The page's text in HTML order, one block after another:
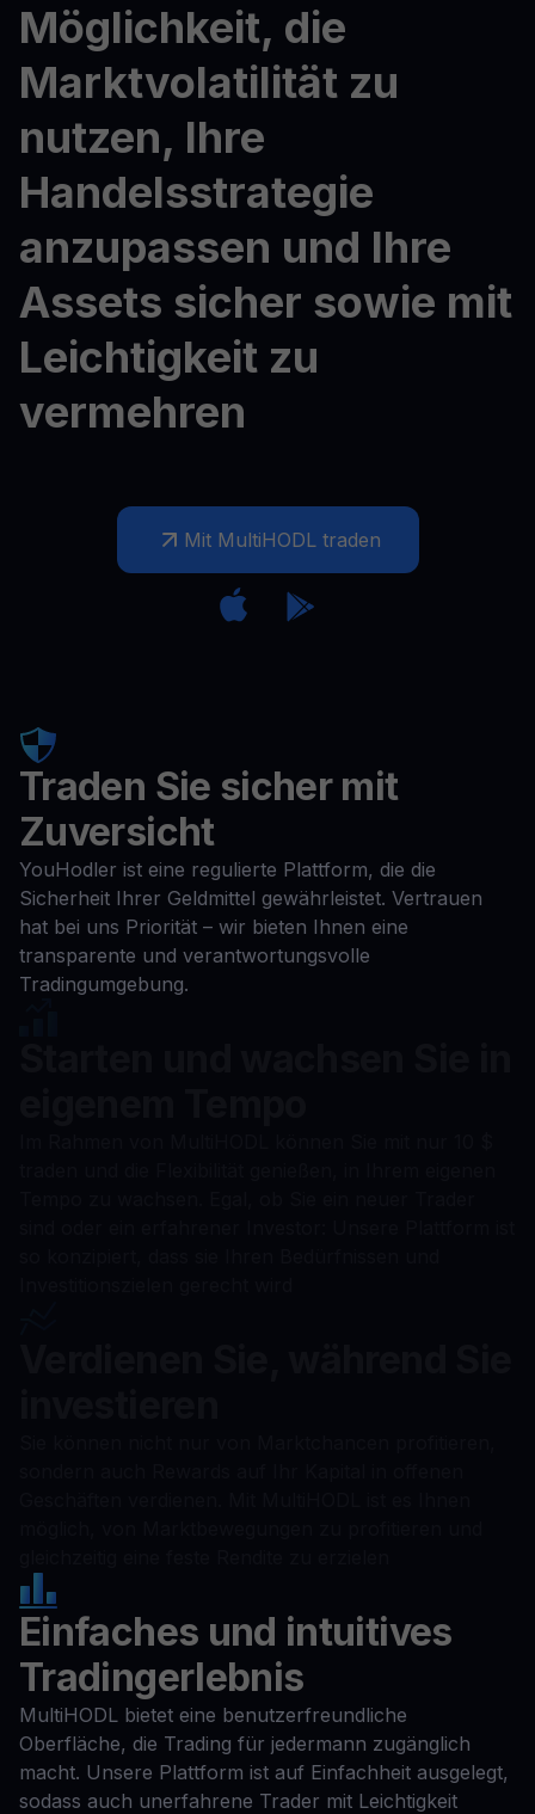
Möglichkeit, die
Marktvolatilität zu
nutzen, Ihre
Handelsstrategie
anzupassen und Ihre
Assets sicher sowie mit
Leichtigkeit zu
vermehren
Mit MultiHODL traden
Traden Sie sicher mit
Zuversicht
YouHodler ist eine regulierte Plattform, die die
Sicherheit Ihrer Geldmittel gewährleistet. Vertrauen
hat bei uns Priorität – wir bieten Ihnen eine
transparente und verantwortungsvolle
Tradingumgebung.
Einfaches und intuitives
Tradingerlebnis
MultiHODL bietet eine benutzerfreundliche
Oberfläche, die Trading für jedermann zugänglich
macht. Unsere Plattform ist auf Einfachheit ausgelegt,
sodass auch unerfahrene Trader mit Leichtigkeit